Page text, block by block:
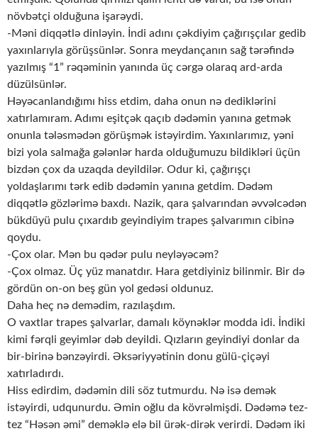
növbətçi olduğuna işarəydi.
-Məni diqqətlə dinləyin. İndi adını çəkdiyim çağırışçılar gedib
yaxınlarıyla görüşsünlər. Sonra meydançanın sağ tərəfində
yazılmış “1” rəqəminin yanında üç cərgə olaraq ard-arda
düzülsünlər.
Həyəcanlandığımı hiss etdim, daha onun nə dediklərini
xatırlamıram. Adımı eşitçək qaçıb dədəmin yanına getmək
onunla tələsmədən görüşmək istəyirdim. Yaxınlarımız, yəni
bizi yola salmağa gələnlər harda olduğumuzu bildikləri üçün
bizdən çox da uzaqda deyildilər. Odur ki, çağırışçı
yoldaşlarımı tərk edib dədəmin yanına getdim. Dədəm
diqqətlə gözlərimə baxdı. Nazik, qara şalvarından əvvəlcədən
bükdüyü pulu çıxardıb geyindiyim trapes şalvarımın cibinə
qoydu.
-Çox olar. Mən bu qədər pulu neyləyəcəm?
-Çox olmaz. Üç yüz manatdır. Hara getdiyiniz bilinmir. Bir də
gördün on-on beş gün yol gedəsi oldunuz.
Daha heç nə demədim, razılaşdım.
O vaxtlar trapes şalvarlar, damalı köynəklər modda idi. İndiki
kimi fərqli geyimlər dəb deyildi. Qızların geyindiyi donlar da
bir-birinə bənzəyirdi. Əksəriyyətinin donu gülü-çiçəyi
xatırladırdı.
Hiss edirdim, dədəmin dili söz tutmurdu. Nə isə demək
istəyirdi, udqunurdu. Əmin oğlu da kövrəlmişdi. Dədəmə tez-
tez “Həsən əmi” deməklə elə bil ürək-dirək verirdi. Dədəm iki